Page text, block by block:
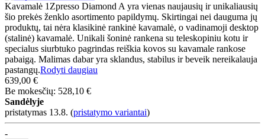
Kavamalė 1Zpresso Diamond A yra vienas naujausių ir unikaliausių
šio prekės ženklo asortimento papildymų. Skirtingai nei dauguma jų
produktų, tai nėra klasikinė rankinė kavamalė, o vadinamoji desktop
(stalinė) kavamalė. Unikali šoninė rankena su teleskopiniu kotu ir
specialus siurbtuko pagrindas reiškia kovos su kavamale rankose
pabaigą. Malimas dabar yra sklandus, stabilus ir beveik nereikalauja
pastangų.Rodyti daugiau
639,00 €
Be mokesčių: 528,10 €
Sandėlyje
pristatymas 13.8. (pristatymo variantai)
-